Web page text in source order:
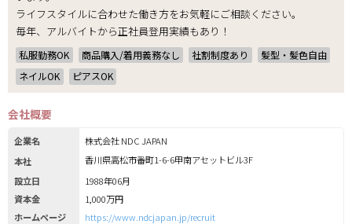
ライフスタイルに合わせた働き方をお気軽にご相談ください。
毎年、アルバイトから正社員登用実績もあり！
私服勤務OK 商品購入/着用義務なし 社割制度あり
髪型・髪色自由
ネイルOK
ピアスOK
会社概要
企業名
株式会社 NDC JAPAN
本社
香川県高松市番町1-6-6甲南アセットビル3F
設立日
1988年06月
資本金
1,000万円
ホームページ
https://www.ndcjapan.jp/recruit